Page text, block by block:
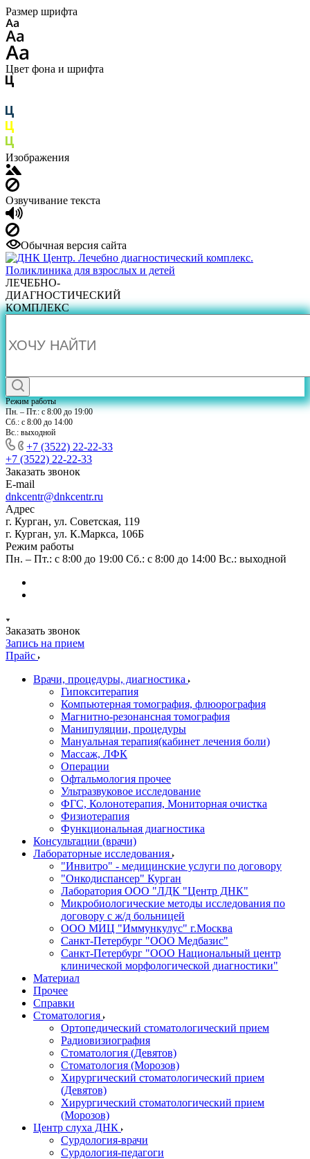
Размер шрифта
Цвет фона и шрифта
Изображения
Озвучивание текста
Обычная версия сайта
ЛЕЧЕБНО-
ДИАГНОСТИЧЕСКИЙ
КОМПЛЕКС
Режим работы
Пн. – Пт.: с 8:00 до 19:00
Сб.: с 8:00 до 14:00
Вс.: выходной
+7 (3522) 22-22-33
+7 (3522) 22-22-33
Заказать звонок
E-mail
dnkcentr@dnkcentr.ru
Адрес
г. Курган, ул. Советская, 119
г. Курган, ул. К.Маркса, 106Б
Режим работы
Пн. – Пт.: с 8:00 до 19:00 Сб.: с 8:00 до 14:00 Вс.: выходной
Заказать звонок
Запись на прием
Прайс
Врачи, процедуры, диагностика
Гипокситерапия
Компьютерная томография, флюорография
Магнитно-резонансная томография
Манипуляции, процедуры
Мануальная терапия(кабинет лечения боли)
Массаж, ЛФК
Операции
Офтальмология прочее
Ультразвуковое исследование
ФГС, Колонотерапия, Мониторная очистка
Физиотерапия
Функциональная диагностика
Консультации (врачи)
Лабораторные исследования
"Инвитро" - медицинские услуги по договору
"Онкодиспансер" Курган
Лаборатория ООО "ЛДК "Центр ДНК"
Микробиологические методы исследования по
договору с ж/д больницей
ООО МИЦ "Иммункулус" г.Москва
Санкт-Петербург "ООО Медбазис"
Санкт-Петербург "ООО Национальный центр
клинической морфологической диагностики"
Материал
Прочее
Справки
Стоматология
Ортопедический стоматологический прием
Радиовизиография
Стоматология (Девятов)
Стоматология (Морозов)
Хирургический стоматологический прием
(Девятов)
Хирургический стоматологический прием
(Морозов)
Центр слуха ДНК
Сурдология-врачи
Сурдология-педагоги